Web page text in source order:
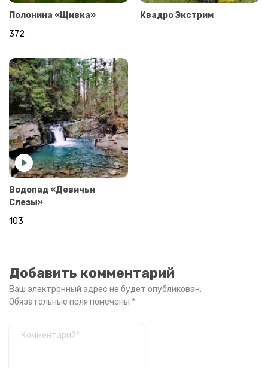
Полонина «Щивка»
372
Квадро Экстрим
Водопад «Девичьи
Слезы»
103
Добавить комментарий
Ваш электронный адрес не будет опубликован.
Обязательные поля помечены *